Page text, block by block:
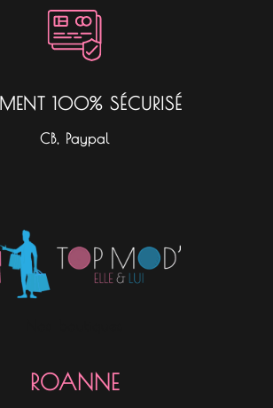
100% SÉCURISÉ
CB, Paypal
ROANNE